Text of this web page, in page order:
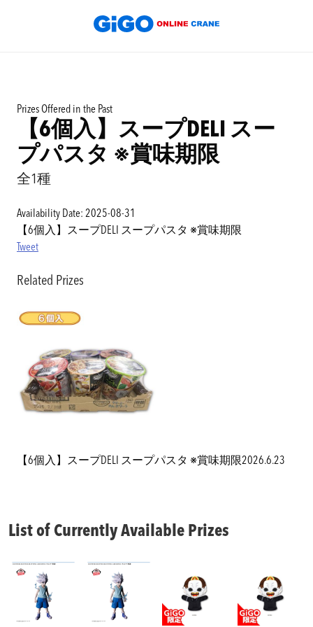
Prizes Offered in the Past
【6個入】スープDELI スー
プパスタ ※賞味期限
全1種
Availability Date: 2025-08-31
【6個入】スープDELI スープパスタ ※賞味期限
Tweet
Related Prizes
【6個入】スープDELI スープパスタ ※賞味期限2026.6.23
List of Currently Available Prizes